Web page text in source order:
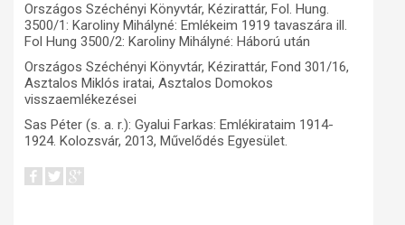
Országos Széchényi Könyvtár, Kézirattár, Fol. Hung.
3500/1: Karoliny Mihályné: Emlékeim 1919 tavaszára ill.
Fol Hung 3500/2: Karoliny Mihályné: Háború után
Országos Széchényi Könyvtár, Kézirattár, Fond 301/16,
Asztalos Miklós iratai, Asztalos Domokos
visszaemlékezései
Sas Péter (s. a. r.): Gyalui Farkas: Emlékirataim 1914-
1924. Kolozsvár, 2013, Művelődés Egyesület.